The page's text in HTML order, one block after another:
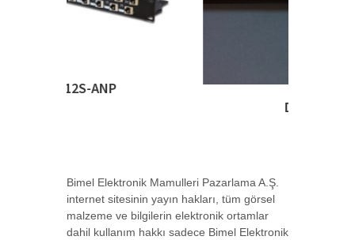
Bimel Elektronik Mamulleri Pazarlama A.Ş.
internet sitesinin yayın hakları, tüm görsel
malzeme ve bilgilerin elektronik ortamlar
dahil kullanım hakkı sadece Bimel Elektronik